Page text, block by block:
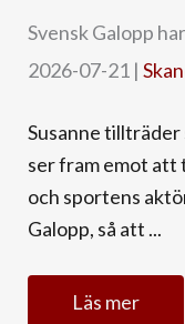
Svensk Galopp
2026-07-21 |
Susanne
ser fram emot att
och sportens
Galopp, så att ...
Läs mer